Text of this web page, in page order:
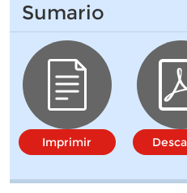
Sumario
Imprimir